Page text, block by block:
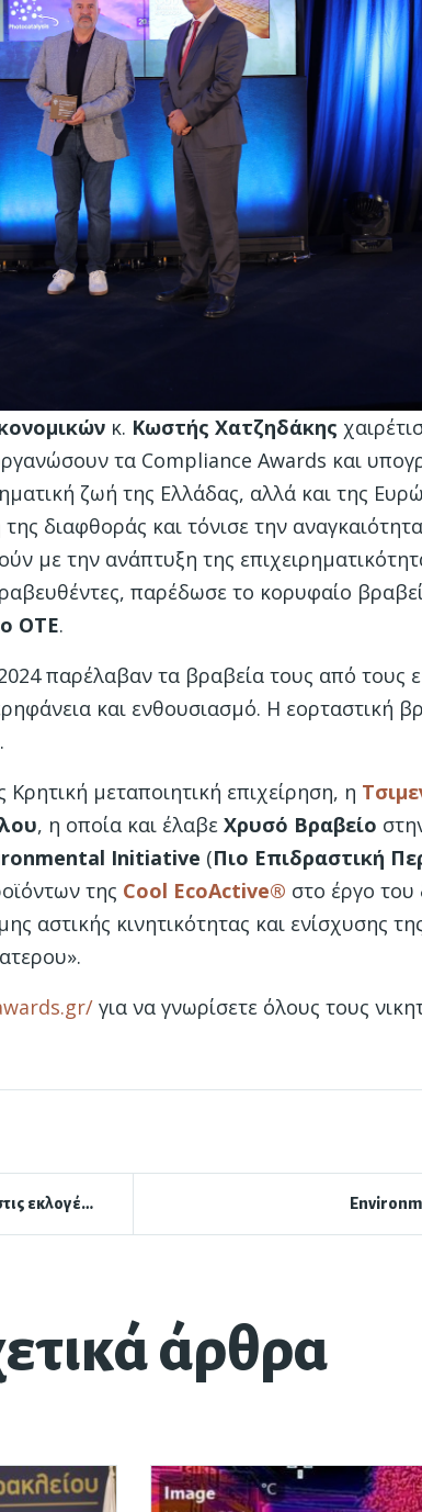
κ. Κωστής Χατζηδάκης
τα Compliance Awards και
ζωή της Ελλάδας, αλλά και της
διαφθοράς και τόνισε την αναγκαιότητα
με την ανάπτυξη της
παρέδωσε το κορυφαίο
ΟΤΕ.
παρέλαβαν τα βραβεία τους από τους
και ενθουσιασμό. Η εορταστική
μεταποιητική επιχείρηση, η
, η οποία και έλαβε Χρυσό Βραβείο
Initiative (Πιο Επιδραστική
της Cool EcoActive® στο έργο
αστικής κινητικότητας και ενίσχυσης
για να γνωρίσετε όλους τους
Υποψηφιότητα CEO Τσιμεντοδομή ΑΕ στις εκλογές ΕΒΕΗ 2024!
άρθρα